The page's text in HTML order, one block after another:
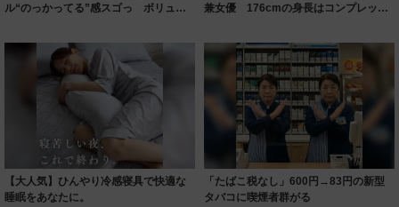
ル“のっかってる”感スゴっ ボリュー
兼女優 176cmの身長はコンプレック
【大人気】ひんやり冷感寝具で快適な
睡眠をあなたに。
「たばこ税なし」600円→83円の新型
タバコに喫煙者群がる